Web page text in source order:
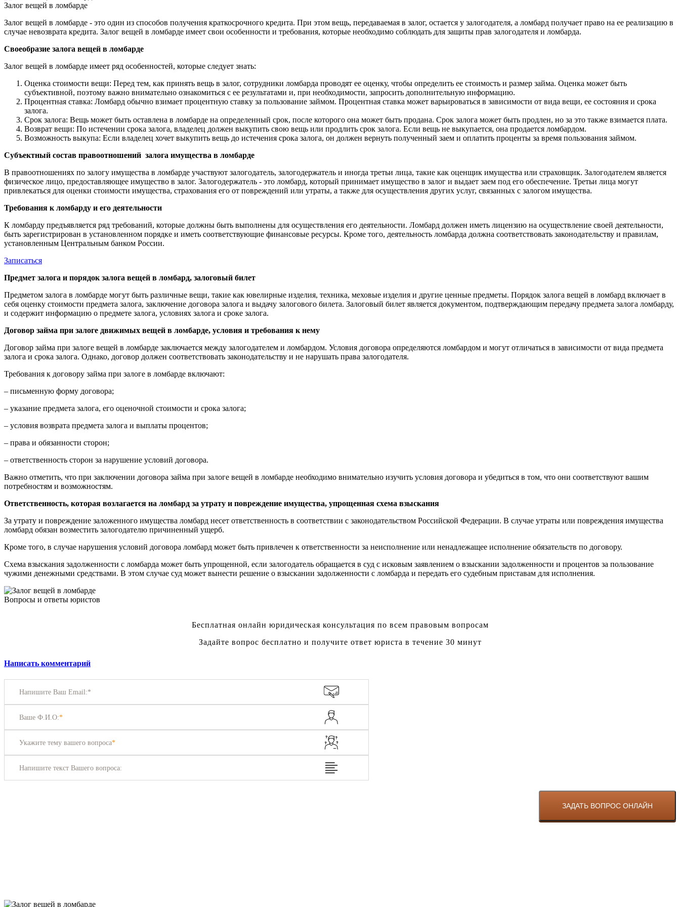
Залог вещей в ломбарде
Залог вещей в ломбарде - это один из способов получения краткосрочного кредита. При этом вещь, передаваемая в залог, остается у залогодателя, а ломбард получает право на ее реализацию в
случае невозврата кредита. Залог вещей в ломбарде имеет свои особенности и требования, которые необходимо соблюдать для защиты прав залогодателя и ломбарда.
Своеобразие залога вещей в ломбарде
Залог вещей в ломбарде имеет ряд особенностей, которые следует знать:
Оценка стоимости вещи: Перед тем, как принять вещь в залог, сотрудники ломбарда проводят ее оценку, чтобы определить ее стоимость и размер займа. Оценка может быть
субъективной, поэтому важно внимательно ознакомиться с ее результатами и, при необходимости, запросить дополнительную информацию.
Процентная ставка: Ломбард обычно взимает процентную ставку за пользование займом. Процентная ставка может варьироваться в зависимости от вида вещи, ее состояния и срока
залога.
Срок залога: Вещь может быть оставлена в ломбарде на определенный срок, после которого она может быть продана. Срок залога может быть продлен, но за это также взимается плата.
Возврат вещи: По истечении срока залога, владелец должен выкупить свою вещь или продлить срок залога. Если вещь не выкупается, она продается ломбардом.
Возможность выкупа: Если владелец хочет выкупить вещь до истечения срока залога, он должен вернуть полученный заем и оплатить проценты за время пользования займом.
Субъектный состав правоотношений залога имущества в ломбарде
В правоотношениях по залогу имущества в ломбарде участвуют залогодатель, залогодержатель и иногда третьи лица, такие как оценщик имущества или страховщик. Залогодателем является
физическое лицо, предоставляющее имущество в залог. Залогодержатель - это ломбард, который принимает имущество в залог и выдает заем под его обеспечение. Третьи лица могут
привлекаться для оценки стоимости имущества, страхования его от повреждений или утраты, а также для осуществления других услуг, связанных с залогом имущества.
Требования к ломбарду и его деятельности
К ломбарду предъявляется ряд требований, которые должны быть выполнены для осуществления его деятельности. Ломбард должен иметь лицензию на осуществление своей деятельности,
быть зарегистрирован в установленном порядке и иметь соответствующие финансовые ресурсы. Кроме того, деятельность ломбарда должна соответствовать законодательству и правилам,
установленным Центральным банком России.
Записаться
Предмет залога и порядок залога вещей в ломбард, залоговый билет
Предметом залога в ломбарде могут быть различные вещи, такие как ювелирные изделия, техника, меховые изделия и другие ценные предметы. Порядок залога вещей в ломбард включает в
себя оценку стоимости предмета залога, заключение договора залога и выдачу залогового билета. Залоговый билет является документом, подтверждающим передачу предмета залога ломбарду,
и содержит информацию о предмете залога, условиях залога и сроке залога.
Договор займа при залоге движимых вещей в ломбарде, условия и требования к нему
Договор займа при залоге вещей в ломбарде заключается между залогодателем и ломбардом. Условия договора определяются ломбардом и могут отличаться в зависимости от вида предмета
залога и срока залога. Однако, договор должен соответствовать законодательству и не нарушать права залогодателя.
Требования к договору займа при залоге в ломбарде включают:
– письменную форму договора;
– указание предмета залога, его оценочной стоимости и срока залога;
– условия возврата предмета залога и выплаты процентов;
– права и обязанности сторон;
– ответственность сторон за нарушение условий договора.
Важно отметить, что при заключении договора займа при залоге вещей в ломбарде необходимо внимательно изучить условия договора и убедиться в том, что они соответствуют вашим
потребностям и возможностям.
Ответственность, которая возлагается на ломбард за утрату и повреждение имущества, упрощенная схема взыскания
За утрату и повреждение заложенного имущества ломбард несет ответственность в соответствии с законодательством Российской Федерации. В случае утраты или повреждения имущества
ломбард обязан возместить залогодателю причиненный ущерб.
Кроме того, в случае нарушения условий договора ломбард может быть привлечен к ответственности за неисполнение или ненадлежащее исполнение обязательств по договору.
Схема взыскания задолженности с ломбарда может быть упрощенной, если залогодатель обращается в суд с исковым заявлением о взыскании задолженности и процентов за пользование
чужими денежными средствами. В этом случае суд может вынести решение о взыскании задолженности с ломбарда и передать его судебным приставам для исполнения.
Вопросы и ответы юристов
Бесплатная онлайн юридическая консультация по всем правовым вопросам
Задайте вопрос бесплатно и получите ответ юриста в течение 30 минут
Написать комментарий
Напишите Ваш Email:*
Ваше Ф.И.О:*
Укажите тему вашего вопроса*
Напишите текст Вашего вопроса: